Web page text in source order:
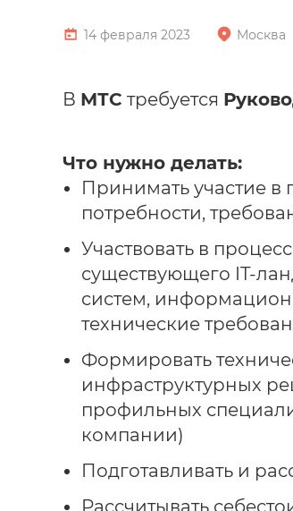
14 февраля 2023 Москва
В МТС требуется
Что нужно делать:
Принимать участие в
потребности,
Участвовать в
существующего IT-
систем,
технические
Формировать
инфраструктурных
профильных
компании)
Подготавливать и
Рассчитывать